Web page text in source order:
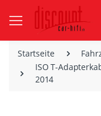
Startseite
ISO T-
2014